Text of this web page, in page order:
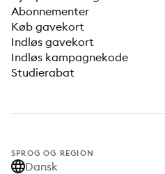
Abonnementer
Køb gavekort
Indløs gavekort
Indløs kampagnekode
Studierabat
SPROG OG REGION
Dansk